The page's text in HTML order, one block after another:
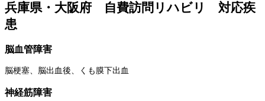
兵庫県・大阪府 自費訪問リハビリ 対応疾
患
脳血管障害
脳梗塞、脳出血後、くも膜下出血
神経筋障害